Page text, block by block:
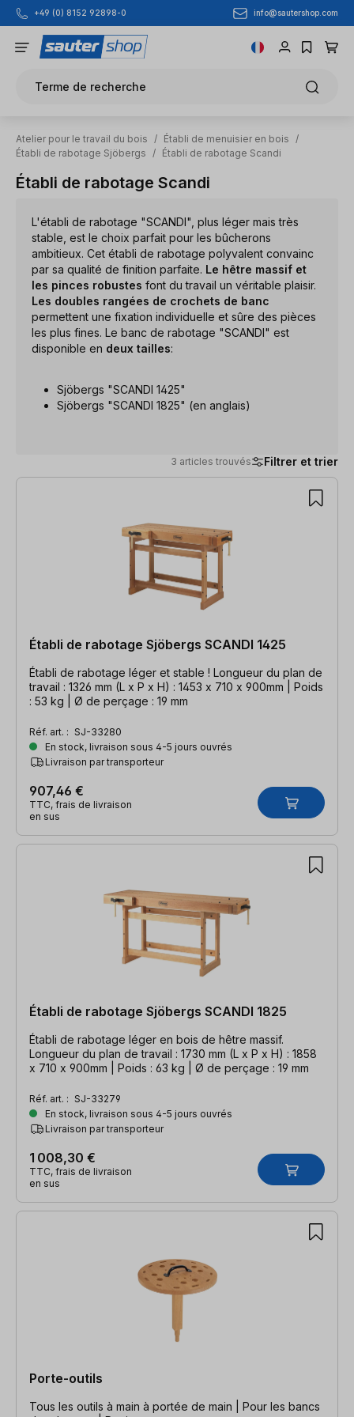
Passer au contenu principal
+49 (0) 8152 92898-0 info@sautershop.com
Terme de recherche
Atelier pour le travail du bois / Établi de menuisier en bois
/
Établi de rabotage Sjöbergs
/ Établi de rabotage Scandi
Établi de rabotage Scandi
L'établi de rabotage "SCANDI", plus léger mais très
stable, est le choix parfait pour les bûcherons
ambitieux. Cet établi de rabotage polyvalent convainc
par sa qualité de finition parfaite. Le hêtre massif et
les pinces robustes font du travail un véritable plaisir.
Les doubles rangées de crochets de banc
permettent une fixation individuelle et sûre des pièces
les plus fines. Le banc de rabotage "SCANDI" est
disponible en deux tailles:
Sjöbergs "SCANDI 1425"
Sjöbergs "SCANDI 1825" (en anglais)
3 articles trouvés Filtrer et trier
3 articles trouvés
Établi de rabotage Sjöbergs SCANDI 1425
Établi de rabotage léger et stable ! Longueur du plan de
travail : 1326 mm (L x P x H) : 1453 x 710 x 900mm | Poids
: 53 kg | Ø de perçage : 19 mm
Réf. art. : SJ-33280
En stock, livraison sous 4-5 jours ouvrés
Livraison par transporteur
907,46 €
TTC, frais de livraison
en sus
Établi de rabotage Sjöbergs SCANDI 1825
Établi de rabotage léger en bois de hêtre massif.
Longueur du plan de travail : 1730 mm (L x P x H) : 1858
x 710 x 900mm | Poids : 63 kg | Ø de perçage : 19 mm
Réf. art. : SJ-33279
En stock, livraison sous 4-5 jours ouvrés
Livraison par transporteur
1 008,30 €
TTC, frais de livraison
en sus
Porte-outils
Tous les outils à main à portée de main | Pour les bancs